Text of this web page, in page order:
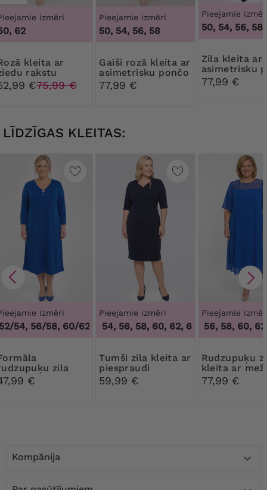
izmēri
62
ar
rakstu
€75,99 €
Pieejamie izmēri
50, 54, 56, 58
Gaiši rozā kleita ar
asimetrisku pončo
77,99 €
Pieejamie
50, 54, 56, 58
Zila kleita ar
asimetrisku
77,99 €
LĪDZĪGAS KLEITAS:
izmēri
54, 56/58, 60/62, 48/50, 52/54, 56/58, 60/62
zila
ar
€
Pieejamie izmēri
48, 50, 54, 56, 58, 60, 62, 64 48, 50, 54,
Tumši zila kleita ar
piespraudi
59,99 €
Pieejamie
50, 54, 56, 58, 60, 62,
Rudzupuķu zila
kleita ar
77,99 €
Kompānija 